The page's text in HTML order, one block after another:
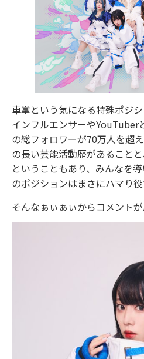
⾞掌という気になる特殊ポジ
インフルエンサーやYouTuber
の総フォロワーが70万⼈を超
の⻑い芸能活動歴があること
ということもあり、みんなを
のポジションはまさにハマり役
そんなぁぃぁぃからコメントが